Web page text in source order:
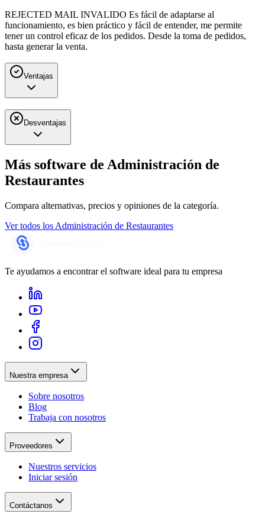
REJECTED MAIL INVALIDO Es fácil de adaptarse al
funcionamiento, es bien práctico y fácil de entender, me permite
tener un control eficaz de los pedidos. Desde la toma de pedidos,
hasta generar la venta.
Ventajas
Desventajas
Más software de Administración de
Restaurantes
Compara alternativas, precios y opiniones de la categoría.
Ver todos los Administración de Restaurantes
Te ayudamos a encontrar el software ideal para tu empresa
Nuestra empresa
Sobre nosotros
Blog
Trabaja con nosotros
Proveedores
Nuestros servicios
Iniciar sesión
Contáctanos